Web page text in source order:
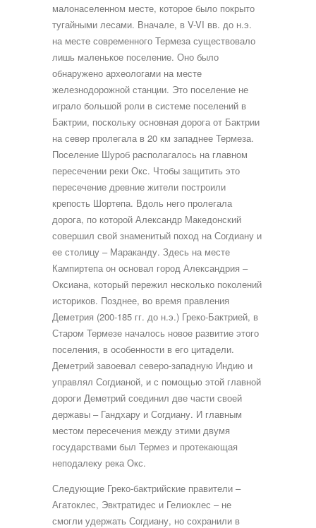
малонаселенном месте, которое было покрыто
тугайными лесами. Вначале, в V-VI вв. до н.э.
на месте современного Термеза существовало
лишь маленькое поселение. Оно было
обнаружено археологами на месте
железнодорожной станции. Это поселение не
играло большой роли в системе поселений в
Бактрии, поскольку основная дорога от Бактрии
на север пролегала в 20 км западнее Термеза.
Поселение Шуроб располагалось на главном
пересечении реки Окс. Чтобы защитить это
пересечение древние жители построили
крепость Шортепа. Вдоль него пролегала
дорога, по которой Александр Македонский
совершил свой знаменитый поход на Согдиану и
ее столицу – Мараканду. Здесь на месте
Кампиртепа он основал город Александрия –
Оксиана, который пережил несколько поколений
историков. Позднее, во время правления
Деметрия (200-185 гг. до н.э.) Греко-Бактрией, в
Старом Термезе началось новое развитие этого
поселения, в особенности в его цитадели.
Деметрий завоевал северо-западную Индию и
управлял Согдианой, и с помощью этой главной
дороги Деметрий соединил две части своей
державы – Гандхару и Согдиану. И главным
местом пересечения между этими двумя
государствами был Термез и протекающая
неподалеку река Окс.
Следующие Греко-бактрийские правители –
Агатоклес, Эвктратидес и Гелиоклес – не
смогли удержать Согдиану, но сохранили в